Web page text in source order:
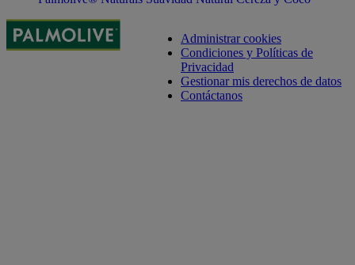
Administrar cookies
Condiciones y Políticas de
Privacidad
Gestionar mis derechos de datos
Contáctanos